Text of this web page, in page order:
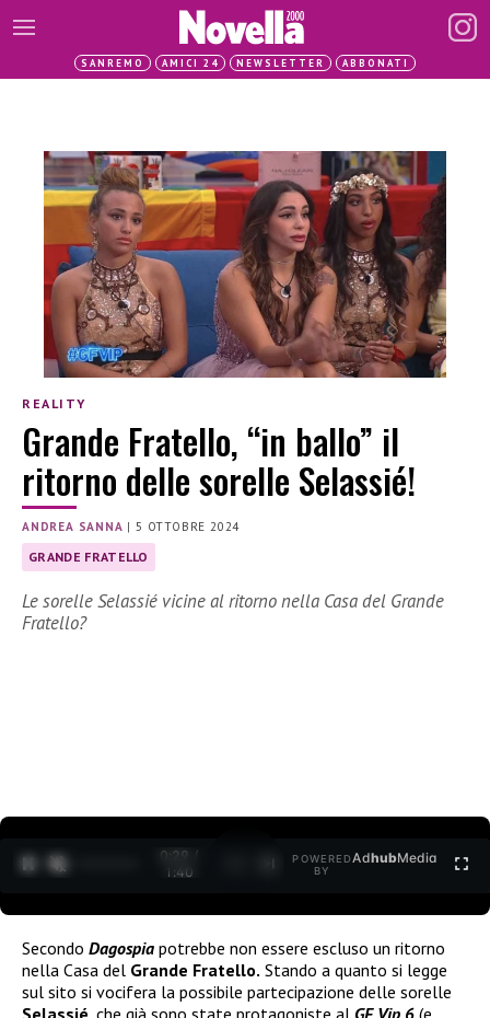
SANREMO AMICI 24 NEWSLETTER ABBONATI
REALITY
Grande Fratello, “in ballo” il
ritorno delle sorelle Selassié!
ANDREA SANNA |5 OTTOBRE 2024
GRANDE FRATELLO
Le sorelle Selassié vicine al ritorno nella Casa del Grande
Fratello?
0:30 /
1:40
POWERED
BY
AdhubMedia
Secondo Dagospia potrebbe non essere escluso un ritorno
nella Casa del Grande Fratello. Stando a quanto si legge
sul sito si vocifera la possibile partecipazione delle sorelle
Selassié , che già sono state protagoniste al GF Vip 6 (e